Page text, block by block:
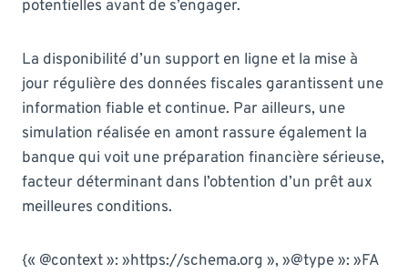
potentielles avant de s’engager.
La disponibilité d’un support en ligne et la mise à
jour régulière des données fiscales garantissent une
information fiable et continue. Par ailleurs, une
simulation réalisée en amont rassure également la
banque qui voit une préparation financière sérieuse,
facteur déterminant dans l’obtention d’un prêt aux
meilleures conditions.
{« @context »: »https://schema.org », »@type »: »FA